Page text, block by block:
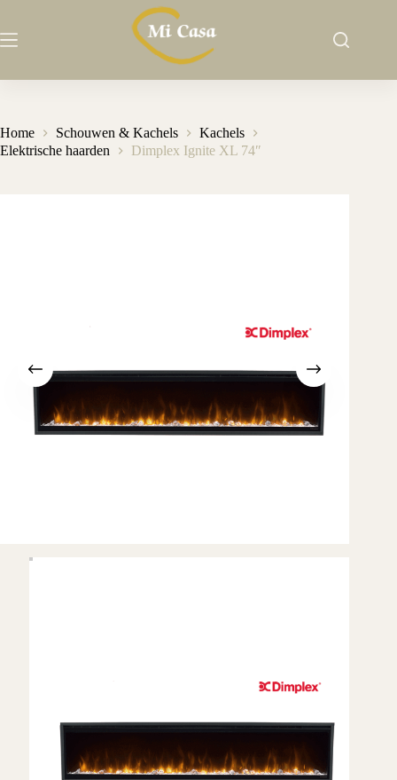
de
Home Schouwen & Kachels
Kachels
Elektrische haarden
Dimplex Ignite XL 74″